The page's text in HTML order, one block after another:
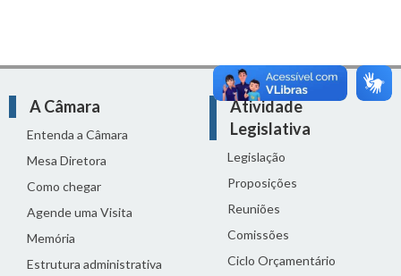
A Câmara
Entenda a Câmara
Mesa Diretora
Como chegar
Agende uma Visita
Memória
Estrutura administrativa
Atividade
Legislativa
Legislação
Proposições
Reuniões
Comissões
Ciclo Orçamentário